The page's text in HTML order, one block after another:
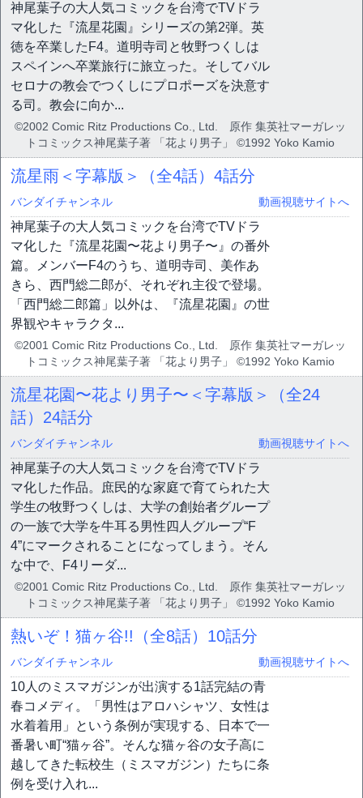
神尾葉子の大人気コミックを台湾でTVドラ
マ化した『流星花園』シリーズの第2弾。英
徳を卒業したF4。道明寺司と牧野つくしは
スペインへ卒業旅行に旅立った。そしてバル
セロナの教会でつくしにプロポーズを決意す
る司。教会に向か...
©2002 Comic Ritz Productions Co., Ltd. 原作 集英社マーガレッ
トコミックス神尾葉子著 「花より男子」 ©1992 Yoko Kamio
流星雨＜字幕版＞（全4話） 4話分
バンダイチャンネル 動画視聴サイトへ
神尾葉子の大人気コミックを台湾でTVドラ
マ化した『流星花園〜花より男子〜』の番外
篇。メンバーF4のうち、道明寺司、美作あ
きら、西門総二郎が、それぞれ主役で登場。
「西門総二郎篇」以外は、『流星花園』の世
界観やキャラクタ...
©2001 Comic Ritz Productions Co., Ltd. 原作 集英社マーガレッ
トコミックス神尾葉子著 「花より男子」 ©1992 Yoko Kamio
流星花園〜花より男子〜＜字幕版＞（全24
話） 24話分
バンダイチャンネル 動画視聴サイトへ
神尾葉子の大人気コミックを台湾でTVドラ
マ化した作品。庶民的な家庭で育てられた大
学生の牧野つくしは、大学の創始者グループ
の一族で大学を牛耳る男性四人グループ“F
4”にマークされることになってしまう。そん
な中で、F4リーダ...
©2001 Comic Ritz Productions Co., Ltd. 原作 集英社マーガレッ
トコミックス神尾葉子著 「花より男子」 ©1992 Yoko Kamio
熱いぞ！猫ヶ谷!!（全8話） 10話分
バンダイチャンネル 動画視聴サイトへ
10人のミスマガジンが出演する1話完結の青
春コメディ。「男性はアロハシャツ、女性は
水着着用」という条例が実現する、日本で一
番暑い町“猫ヶ谷”。そんな猫ヶ谷の女子高に
越してきた転校生（ミスマガジン）たちに条
例を受け入れ...